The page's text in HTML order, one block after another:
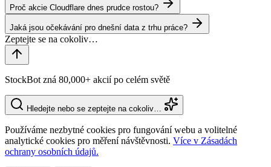
Proč akcie Cloudflare dnes prudce rostou?
Jaká jsou očekávání pro dnešní data z trhu práce?
StockBot zná 80,000+ akcií po celém světě
Hledejte nebo se zeptejte na cokoliv…
Používáme nezbytné cookies pro fungování webu a volitelné
analytické cookies pro měření návštěvnosti. Více v Zásadách
ochrany osobních údajů.